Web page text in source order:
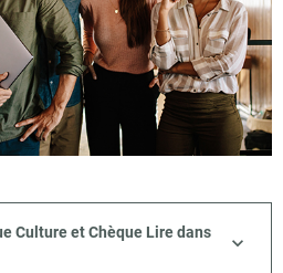
Culture et Chèque Lire dans